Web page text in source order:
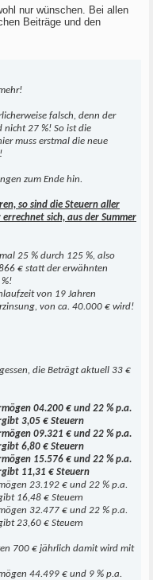
nur wünschen. Bei allen
Beiträge und den
falsch, denn der
27 %! So ist die
muss erstmal die neue
zum Ende hin.
so sind die Steuern aller
sich, aus der Summer
25 % durch 125 %, also
€ statt der erwähnten
von 19 Jahren
von ca. 40.000 € wird!
die Beträgt aktuell 33 €
04.200 € und 22 % p.a.
3,05 € Steuern
09.321 € und 22 % p.a.
6,80 € Steuern
15.576 € und 22 % p.a.
11,31 € Steuern
23.192 € und 22 % p.a.
16,48 € Steuern
32.477 € und 22 % p.a.
23,60 € Steuern
700 € jährlich damit wird mit
44.499 € und 9 % p.a.